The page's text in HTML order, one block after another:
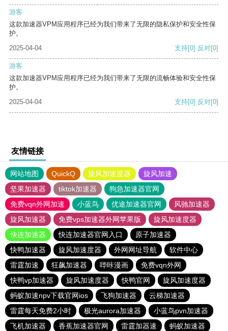
游客
这款加速器VPM应用程序已经为我们带来了无限的隐私保护和安全性保
护。
2025-04-04
支持[0] 反对[0]
游客
这款加速器VPM应用程序已经为我们带来了无限的流畅体验和安全性保
护。
2025-04-04
支持[0] 反对[0]
友情链接
网站地图 QuickQ 旋风加速度器
旋风加速
坚果加速器
tiktok加速器
狗急加速器官网
免费vqn外网加速
小蓝鸟 优途加速器官网
风驰加速器
旋风加速器
免费vps加速器外网苹果版
旋风加速度器
快连加速器
快连加速器官网入口
原子加速器
快鸭加速器
旋风加速度器 外网网址导航
软件中心
雷霆加速
狂飙加速器 哔咔漫画
免费vqn外网
快鸭vp加速器
旋风加速度器 快鸭官网
旋风加速度器
蚂蚁加速npv下载官网ios
飞狗加速器
云梯加速器
雷霆每天免费2小时
极光aurora加速器
小蓝鸟pvn加速器
飞机加速器
香蕉加速器官网 雷霆加器速 蚂蚁加速器